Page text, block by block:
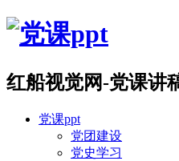
红船视觉网-党课讲
党课ppt
党团建设
党史学习